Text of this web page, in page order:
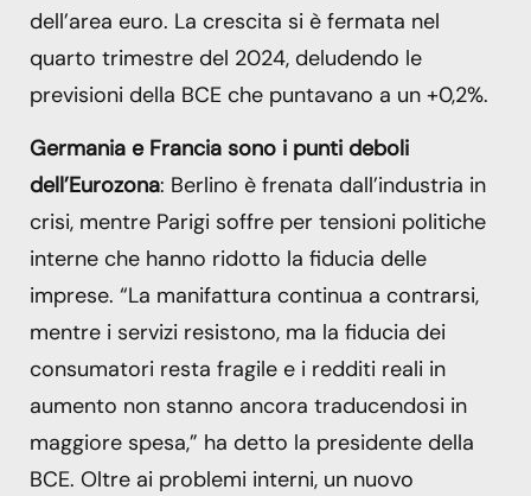
dell’area euro. La crescita si è fermata nel
quarto trimestre del 2024, deludendo le
previsioni della BCE che puntavano a un +0,2%.
Germania e Francia sono i punti deboli
dell’Eurozona: Berlino è frenata dall’industria in
crisi, mentre Parigi soffre per tensioni politiche
interne che hanno ridotto la fiducia delle
imprese. “La manifattura continua a contrarsi,
mentre i servizi resistono, ma la fiducia dei
consumatori resta fragile e i redditi reali in
aumento non stanno ancora traducendosi in
maggiore spesa,” ha detto la presidente della
BCE. Oltre ai problemi interni, un nuovo